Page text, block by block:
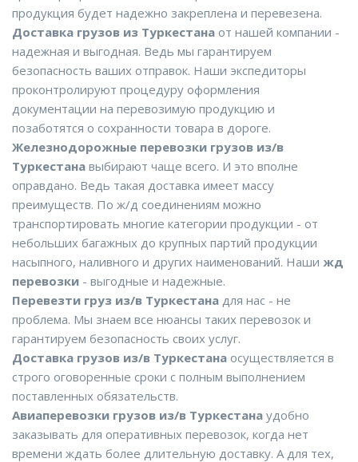
продукция будет надежно закреплена и перевезена.
Доставка грузов из Туркестана от нашей компании -
надежная и выгодная. Ведь мы гарантируем
безопасность ваших отправок. Наши экспедиторы
проконтролируют процедуру оформления
документации на перевозимую продукцию и
позаботятся о сохранности товара в дороге.
Железнодорожные перевозки грузов из/в
Туркестана выбирают чаще всего. И это вполне
оправдано. Ведь такая доставка имеет массу
преимуществ. По ж/д соединениям можно
транспортировать многие категории продукции - от
небольших багажных до крупных партий продукции
насыпного, наливного и других наименований. Наши жд
перевозки - выгодные и надежные.
Перевезти груз из/в Туркестана для нас - не
проблема. Мы знаем все нюансы таких перевозок и
гарантируем безопасность своих услуг.
Доставка грузов из/в Туркестана осуществляется в
строго оговоренные сроки с полным выполнением
поставленных обязательств.
Авиаперевозки грузов из/в Туркестана удобно
заказывать для оперативных перевозок, когда нет
времени ждать более длительную доставку. А для тех,